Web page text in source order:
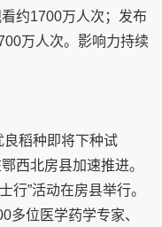
约1700万人次；发布
万人次。影响力持续
良稻种即将下种试
西北房县加速推进。
行”活动在房县举行。
多位医学药学专家、